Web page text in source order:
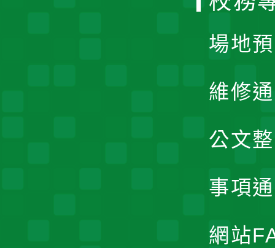
場地
維修
公文
事項
網站